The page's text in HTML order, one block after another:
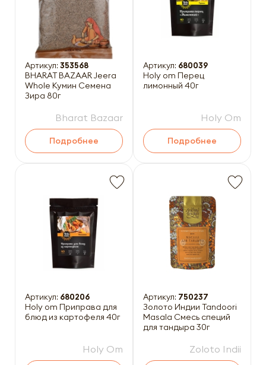
Артикул: 353568
BHARAT BAZAAR Jeera
Whole Кумин Семена
Зира 80г
Bharat Bazaar
Подробнее
Артикул: 680039
Holy om Перец
лимонный 40г
Holy Om
Подробнее
Артикул: 680206
Holy om Приправа для
блюд из картофеля 40г
Holy Om
Артикул: 750237
Золото Индии Tandoori
Masala Смесь специй
для тандыра 30г
Zoloto Indii